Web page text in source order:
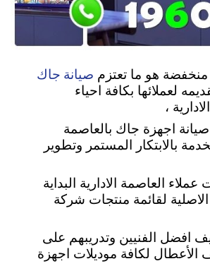
منخفضة هو ما تعتزم صيانة جاك
لعملائها بكافة احياء
،
اجهزة جاك بالعاصمة
بالابتكار المستمر وتطوير
عملاء العاصمة الادارية البداية
الاصلية لقائمة منتجات شركة
افضل الفنيين وتدريبهم على
لكافة موديلات اجهزة